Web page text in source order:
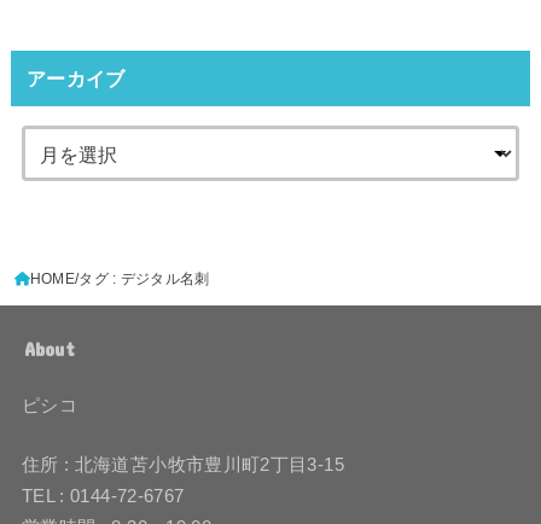
アーカイブ
HOME タグ : デジタル名刺
About
ピシコ
住所 : 北海道苫小牧市豊川町2丁目3-15
TEL : 0144-72-6767